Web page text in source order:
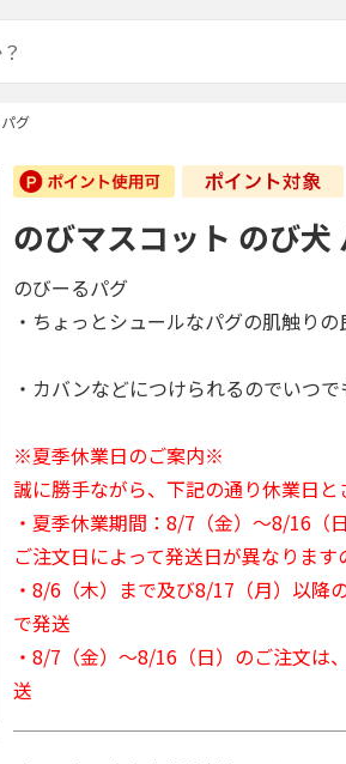
グ
のびマスコット のび犬
のびーるパグ
・ちょっとシュールなパグの肌触り
・カバンなどにつけられるのでいつ
※夏季休業日のご案内※
誠に勝手ながら、下記の通り休業日と
・夏季休業期間：8/7（金）～8/16（日
ご注文日によって発送日が異なります
・8/6（木）まで及び8/17（月）以降
で発送
・8/7（金）～8/16（日）のご注文は
送